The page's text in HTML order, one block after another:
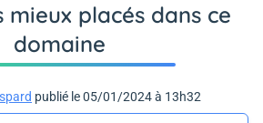
mieux placés dans ce
domaine
publié le 05/01/2024 à 13h32